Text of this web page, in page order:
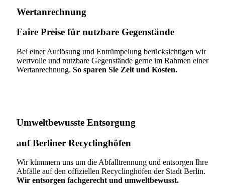
Wertanrechnung
Faire Preise für nutzbare Gegenstände
Bei einer Auflösung und Entrümpelung berücksichtigen wir
wertvolle und nutzbare Gegenstände gerne im Rahmen einer
Wertanrechnung. So sparen Sie Zeit und Kosten.
Umweltbewusste Entsorgung
auf Berliner Recyclinghöfen​
Wir kümmern uns um die Abfalltrennung und entsorgen Ihre
Abfälle auf den offiziellen Recyclinghöfen der Stadt Berlin.
Wir entsorgen fachgerecht und umweltbewusst.